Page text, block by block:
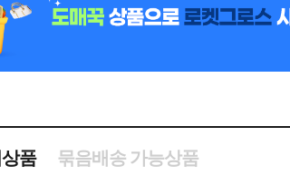
품 묶음배송 가능상품